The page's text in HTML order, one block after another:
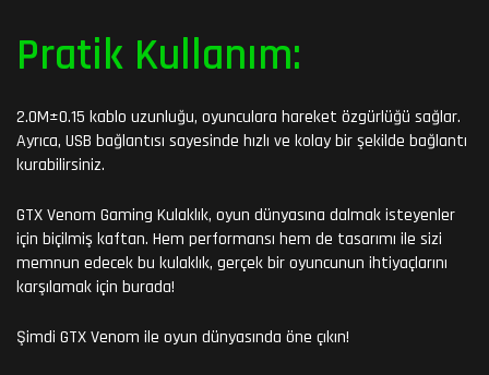
Pratik Kullanım:
2.0M±0.15 kablo uzunluğu, oyunculara hareket özgürlüğü sağlar.
Ayrıca, USB bağlantısı sayesinde hızlı ve kolay bir şekilde bağlantı
kurabilirsiniz.
GTX Venom Gaming Kulaklık, oyun dünyasına dalmak isteyenler
için biçilmiş kaftan. Hem performansı hem de tasarımı ile sizi
memnun edecek bu kulaklık, gerçek bir oyuncunun ihtiyaçlarını
karşılamak için burada!
Şimdi GTX Venom ile oyun dünyasında öne çıkın!